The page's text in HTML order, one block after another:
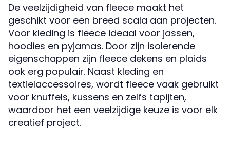
De veelzijdigheid van fleece maakt het
geschikt voor een breed scala aan projecten.
Voor kleding is fleece ideaal voor jassen,
hoodies en pyjamas. Door zijn isolerende
eigenschappen zijn fleece dekens en plaids
ook erg populair. Naast kleding en
textielaccessoires, wordt fleece vaak gebruikt
voor knuffels, kussens en zelfs tapijten,
waardoor het een veelzijdige keuze is voor elk
creatief project.